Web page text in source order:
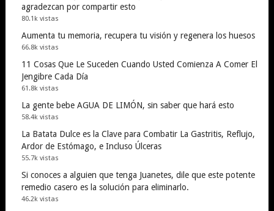
agradezcan por compartir esto
80.1k vistas
Aumenta tu memoria, recupera tu visión y regenera los huesos
66.8k vistas
11 Cosas Que Le Suceden Cuando Usted Comienza A Comer El
Jengibre Cada Día
61.8k vistas
La gente bebe AGUA DE LIMÓN, sin saber que hará esto
58.4k vistas
La Batata Dulce es la Clave para Combatir La Gastritis, Reflujo,
Ardor de Estómago, e Incluso Úlceras
55.7k vistas
Si conoces a alguien que tenga Juanetes, dile que este potente
remedio casero es la solución para eliminarlo.
46.2k vistas